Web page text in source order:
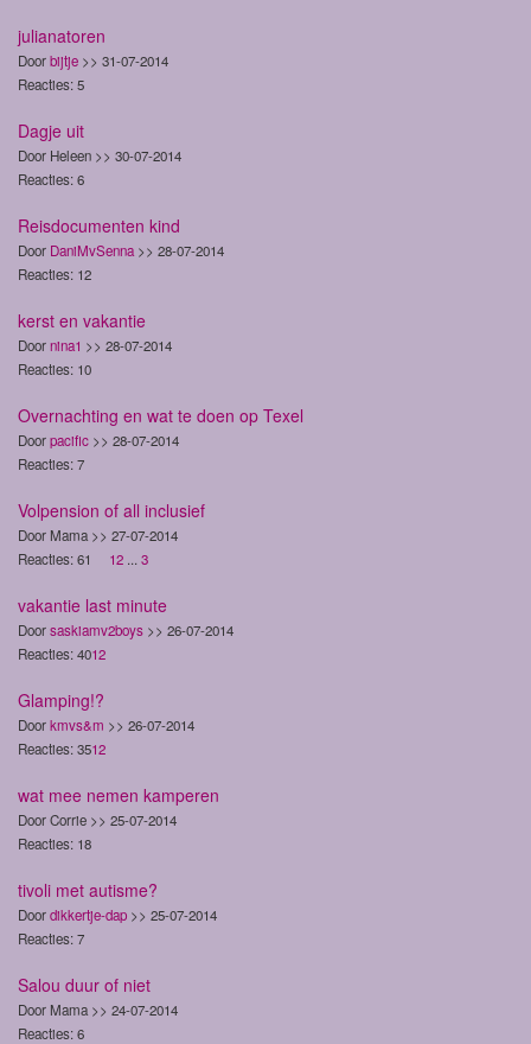
julianatoren
Doorbijtje >> 31-07-2014
Reacties: 5
Dagje uit
Door Heleen >> 30-07-2014
Reacties: 6
Reisdocumenten kind
Door DaniMvSenna >> 28-07-2014
Reacties: 12
kerst en vakantie
Doornina1 >> 28-07-2014
Reacties: 10
Overnachting en wat te doen op Texel
Doorpacific >> 28-07-2014
Reacties: 7
Volpension of all inclusief
Door Mama >> 27-07-2014
Reacties: 61
12 ... 3
vakantie last minute
Doorsaskiamv2boys >> 26-07-2014
Reacties: 4012
Glamping!?
Doorkmvs&m >> 26-07-2014
Reacties: 3512
wat mee nemen kamperen
Door Corrie >> 25-07-2014
Reacties: 18
tivoli met autisme?
Doordikkertje-dap >> 25-07-2014
Reacties: 7
Salou duur of niet
Door Mama >> 24-07-2014
Reacties: 6